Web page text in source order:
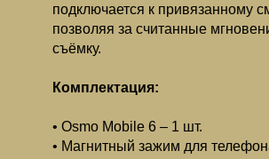
подключается к привязанному
позволяя за считанные
съёмку.
Комплектация:
Osmo Mobile 6 – 1 шт.
Магнитный зажим для